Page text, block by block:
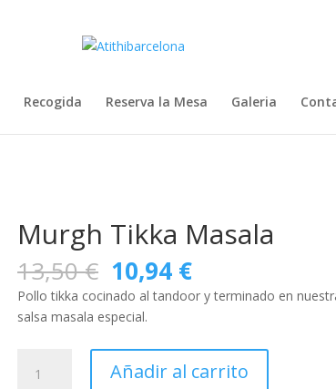
Recogida Reserva la Mesa Galeria
Murgh Tikka Masala
13,50€ El
precio
original
era:
13,50 €.
10,94 €El
precio
actual
10,94 €.
Pollo tikka cocinado al tandoor y terminado en
salsa masala especial.
Tikka
Añadir al carrito